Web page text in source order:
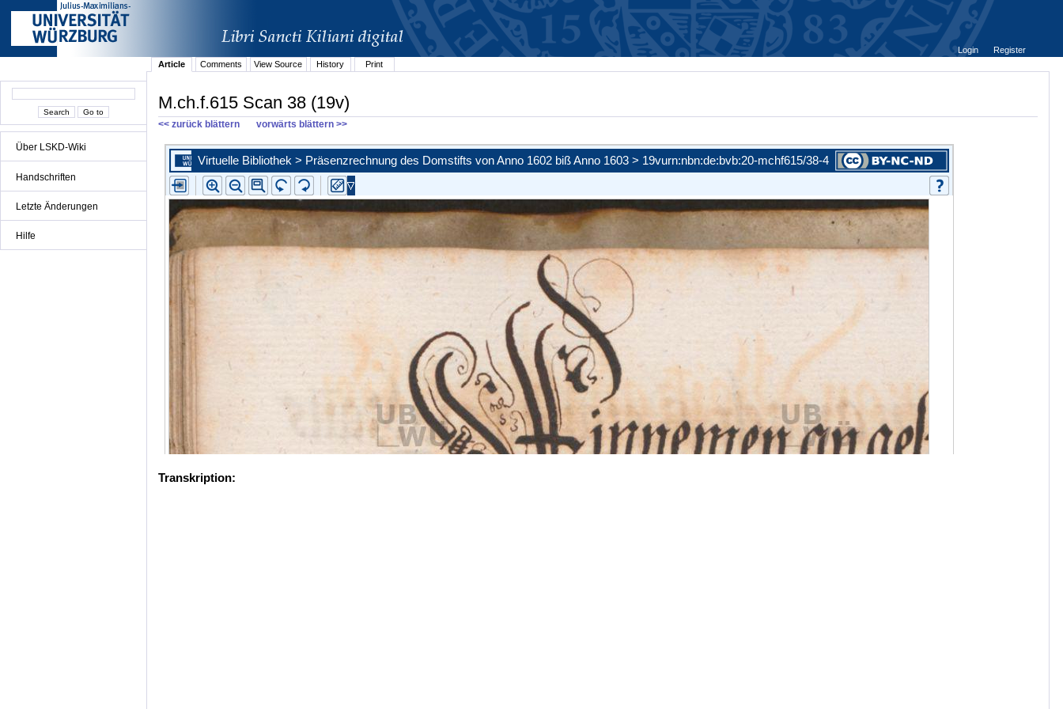
Über LSKD-Wiki
Handschriften
Letzte Änderungen
Hilfe
Login
Register
Article
Comments View Source History Print
M.ch.f.615 Scan 38 (19v)
<< zurück blättern vorwärts blättern >>
Transkription: